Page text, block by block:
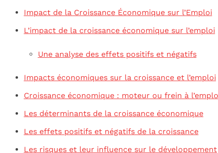
Impact de la Croissance Économique sur l’Emploi
L’impact de la croissance économique sur l’emploi
Une analyse des effets positifs et négatifs
Impacts économiques sur la croissance et l’emploi
Croissance économique : moteur ou frein à
Les déterminants de la croissance économique
Les effets positifs et négatifs de la croissance
Les risques et leur influence sur le développement